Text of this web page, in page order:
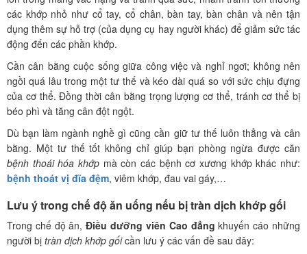
các khớp nhỏ như cổ tay, cổ chân, bàn tay, bàn chân và nên tận
dụng thêm sự hỗ trợ (của dụng cụ hay người khác) để giảm sức tác
động đến các phần khớp.
Cần cân bằng cuộc sống giữa công việc và nghỉ ngơi; không nên
ngồi quá lâu trong một tư thế và kéo dài quá so với sức chịu đựng
của cơ thể. Đồng thời cân bằng trọng lượng cơ thể, tránh cơ thể bị
béo phì và tăng cân đột ngột.
Dù bạn làm ngành nghề gì cũng cần giữ tư thế luôn thẳng và cân
bằng. Một tư thế tốt không chỉ giúp bạn phòng ngừa được căn
bệnh thoái hóa khớp mà còn các bệnh cơ xương khớp khác như:
bệnh thoát vị đĩa đệm, viêm khớp, đau vai gáy,…
Lưu ý trong chế độ ăn uống nếu bị tràn dịch khớp gối
Trong chế độ ăn,Điều dưỡng viên Cao đẳng khuyến cáo những
người bị tràn dịch khớp gốicần lưu ý các vấn đề sau đây: